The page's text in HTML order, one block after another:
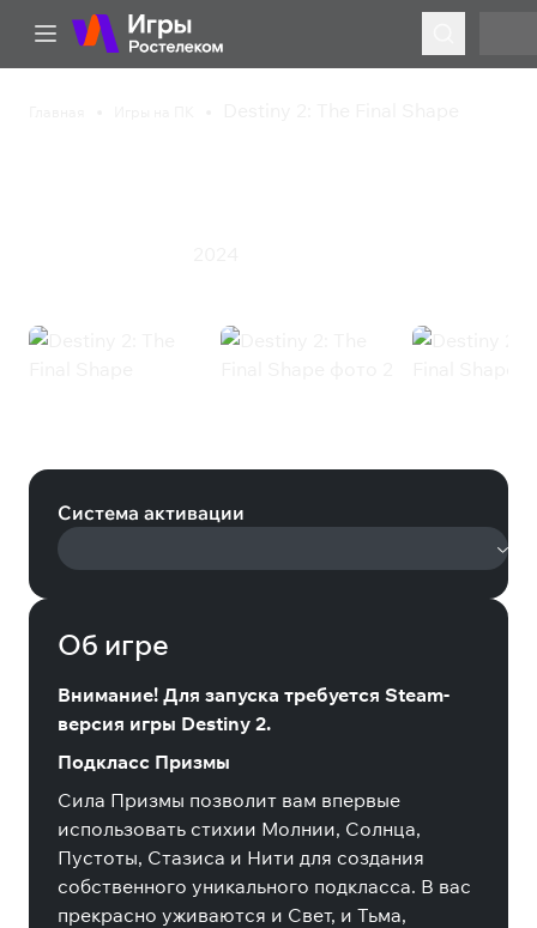
Система активации
Об игре
Внимание! Для запуска требуется Steam-
версия игры Destiny 2.
Подкласс Призмы
Сила Призмы позволит вам впервые
использовать стихии Молнии, Солнца,
Пустоты, Стазиса и Нити для создания
собственного уникального подкласса. В вас
прекрасно уживаются и Свет, и Тьма,